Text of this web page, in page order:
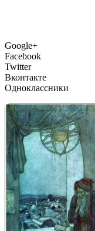
Google+
Facebook
Twitter
Вконтакте
Одноклассники